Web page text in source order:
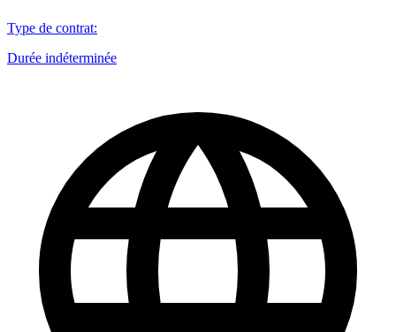
Type de contrat:
Durée indéterminée